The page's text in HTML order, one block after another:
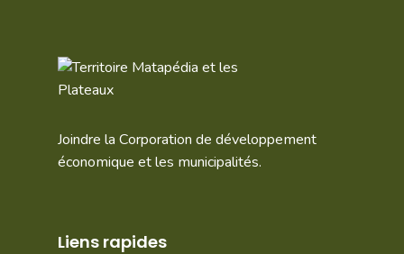
Joindre la Corporation de développement
économique et les municipalités.
Liens rapides